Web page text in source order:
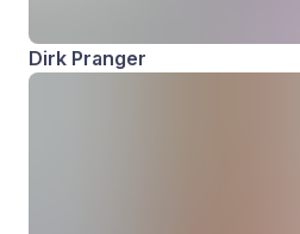
Dirk Pranger